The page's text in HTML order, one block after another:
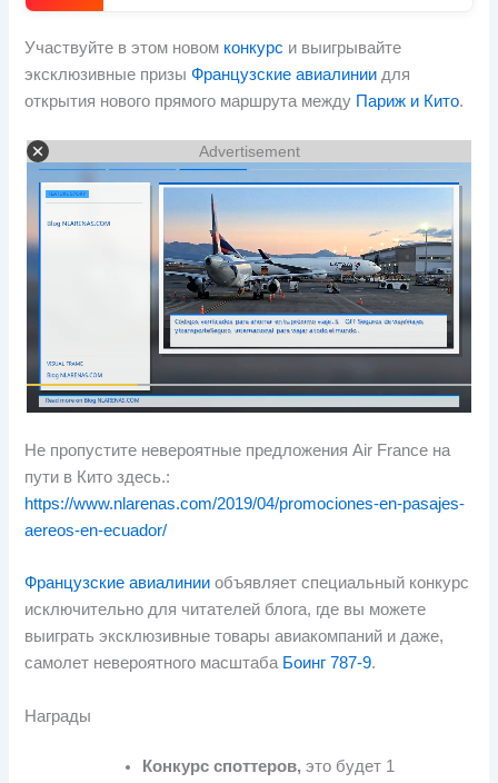
Участвуйте в этом новом конкурс и выигрывайте
эксклюзивные призыФранцузские авиалинии для
открытия нового прямого маршрута между Париж и Кито.
Advertisement
Не пропустите невероятные предложения Air France на
пути в Кито здесь.:
https://www.nlarenas.com/2019/04/promociones-en-pasajes-
aereos-en-ecuador/
Французские авиалинии объявляет специальный конкурс
исключительно для читателей блога, где вы можете
выиграть эксклюзивные товары авиакомпаний и даже,
самолет невероятного масштаба Боинг 787-9.
Награды
Конкурс споттеров,это будет 1